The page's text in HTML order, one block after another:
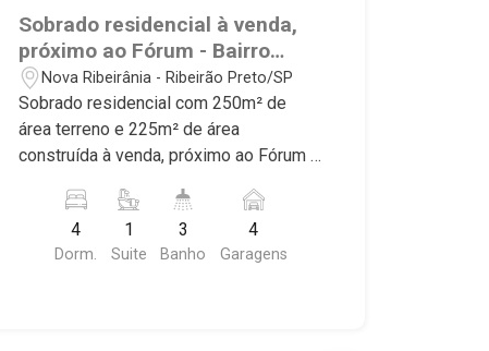
Sobrado residencial à venda,
próximo ao Fórum - Bairro
Nova Ribeirânia, Ribeirão
Preto/SP.
Nova Ribeirânia - Ribeirão Preto/SP
Sobrado residencial com 250m² de
área terreno e 225m² de área
construída à venda, próximo ao Fórum -
Preto/SP. Conheça as características
deste imóvel que a Martinelli
Imobiliária selecionou para você: -
4
Dorm.
1
Suite
3
Banho
4
Garagens